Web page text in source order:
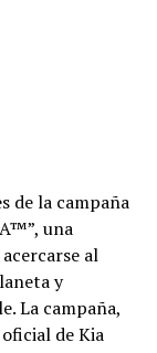
de la campaña
una
al
y
La campaña,
de Kia